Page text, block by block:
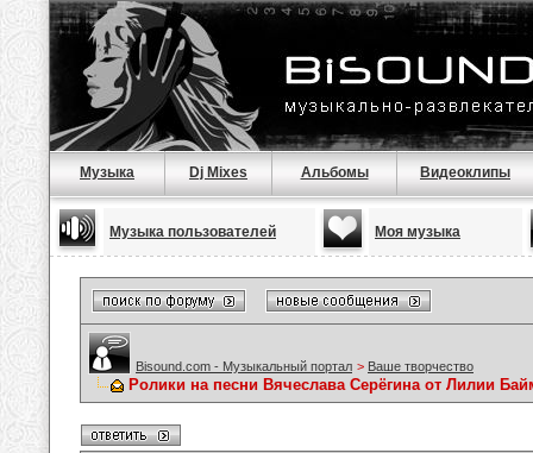
Музыка Dj Mixes Альбомы Видеоклипы
Музыка пользователей Моя музыка
Bisound.com - Музыкальный портал > Ваше творчество
Ролики на песни Вячеслава Серёгина от Лилии